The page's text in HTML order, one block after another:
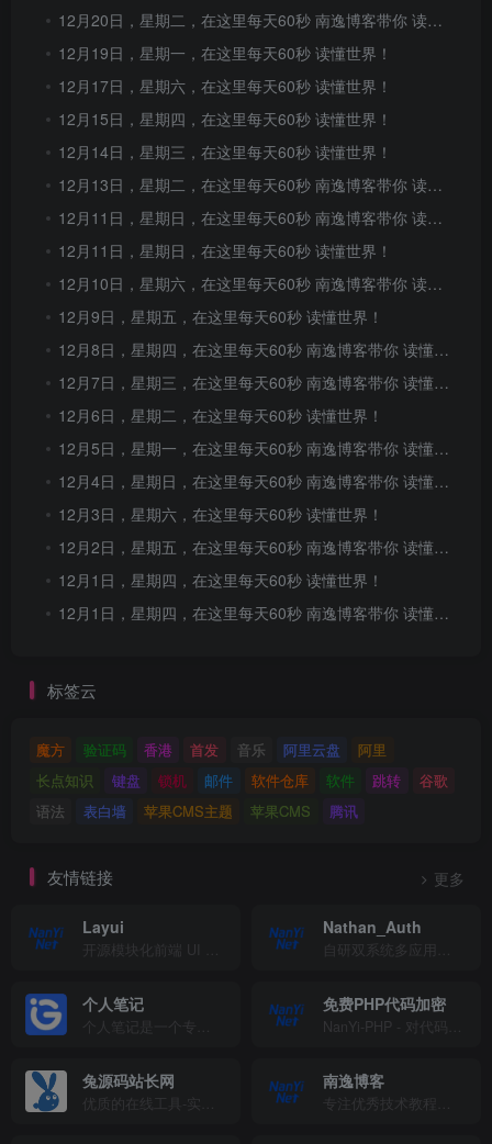
12月20日，星期二，在这里每天60秒 南逸博客带你 读懂世界！
12月19日，星期一，在这里每天60秒 读懂世界！
12月17日，星期六，在这里每天60秒 读懂世界！
12月15日，星期四，在这里每天60秒 读懂世界！
12月14日，星期三，在这里每天60秒 读懂世界！
12月13日，星期二，在这里每天60秒 南逸博客带你 读懂世界！
12月11日，星期日，在这里每天60秒 南逸博客带你 读懂世界！
12月11日，星期日，在这里每天60秒 读懂世界！
12月10日，星期六，在这里每天60秒 南逸博客带你 读懂世界！
12月9日，星期五，在这里每天60秒 读懂世界！
12月8日，星期四，在这里每天60秒 南逸博客带你 读懂世界！
12月7日，星期三，在这里每天60秒 南逸博客带你 读懂世界！
12月6日，星期二，在这里每天60秒 读懂世界！
12月5日，星期一，在这里每天60秒 南逸博客带你 读懂世界！
12月4日，星期日，在这里每天60秒 南逸博客带你 读懂世界！
12月3日，星期六，在这里每天60秒 读懂世界！
12月2日，星期五，在这里每天60秒 南逸博客带你 读懂世界！
12月1日，星期四，在这里每天60秒 读懂世界！
12月1日，星期四，在这里每天60秒 南逸博客带你 读懂世界！
标签云
魔方 验证码 香港 首发 音乐 阿里云盘
阿里
长点知识
键盘 锁机 邮件 软件仓库 软件 跳转
谷歌
语法
表白墙 苹果CMS主题 苹果CMS 腾讯
友情链接 更多
Layui
开源模块化前端 UI 框架 由职业前端倾情打造，面向全层次的前后端开发者，易上手开源免费的 Web UI 组件库
Nathan_Auth
自研双系统多应用授权系统
个人笔记
个人笔记是一个专注于分享电脑、手机应用软件的网站，致力于为用户提供各种绿色、免费、实用、有趣、好玩的应用和网络教程。
免费PHP代码加密
NanYi-PHP - 对代码进行安全保护！
兔源码站长网
优质的在线工具-实用的站长导航-丰富的建站资源
南逸博客
专注优秀技术教程分享，年轻人的潮流文化社区